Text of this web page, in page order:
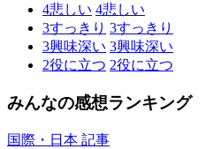
4悲しい 4悲しい
3すっきり 3すっきり
3興味深い 3興味深い
2役に立つ 2役に立つ
みんなの感想ランキング
国際・日本 記事